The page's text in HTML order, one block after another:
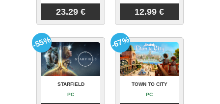
23.29 € 12.99 €
STARFIELD
PC
-55%
TOWN TO CITY
PC
-67%